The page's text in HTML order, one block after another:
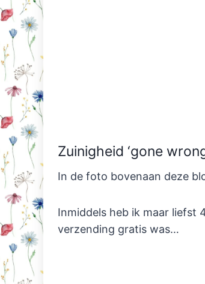
Zuinigheid ‘gone
In de foto bovenaan deze
Inmiddels heb ik maar liefst
verzending gratis was…